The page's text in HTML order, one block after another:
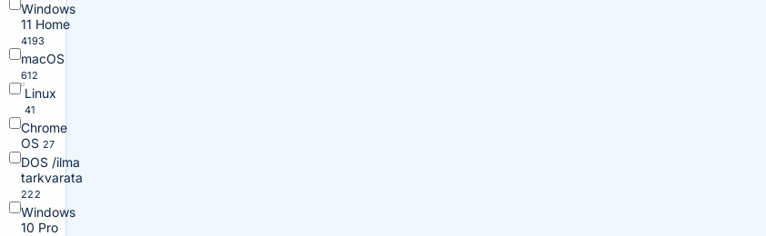
Windows
11 Home
4193
macOS
612
Linux
41
Chrome
OS 27
DOS /ilma
tarkvarata
222
Windows
10 Pro